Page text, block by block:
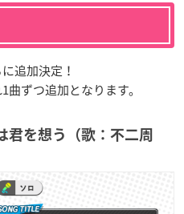
追加決定！
ずつ追加となります。
君を想う（歌：不二周